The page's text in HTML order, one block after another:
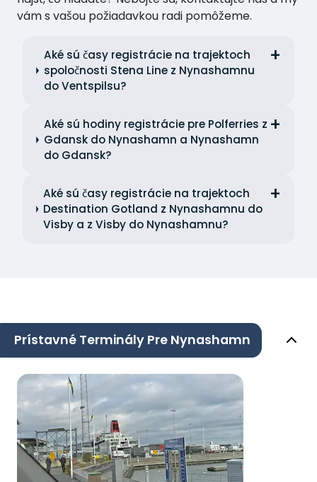
vám s vašou požiadavkou radi pomôžeme.
Aké sú časy registrácie na trajektoch
spoločnosti Stena Line z Nynashamnu
do Ventspilsu?
Aké sú hodiny registrácie pre Polferries z
Gdansk do Nynashamn a Nynashamn
do Gdansk?
Aké sú časy registrácie na trajektoch
Destination Gotland z Nynashamnu do
Visby a z Visby do Nynashamnu?
Prístavné Terminály Pre Nynashamn